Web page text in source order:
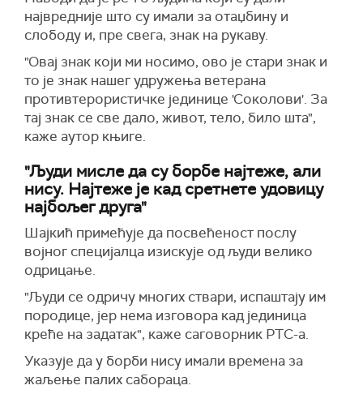
највредније што су имали за отаџбину и
слободу и, пре свега, знак на рукаву.
"Овај знак који ми носимо, ово је стари знак и
то је знак нашег удружења ветерана
противтерористичке јединице 'Соколови'. За
тај знак се све дало, живот, тело, било шта",
каже аутор књиге.
"Људи мисле да су борбе најтеже, али
нису. Најтеже је кад сретнете удовицу
најбољег друга"
Шајкић примећује да посвећеност послу
војног специјалца изискује од људи велико
одрицање.
"Људи се одричу многих ствари, испаштају им
породице, јер нема изговора кад јединица
креће на задатак", каже саговорник РТС-а.
Указује да у борби нису имали времена за
жаљење палих сабораца.